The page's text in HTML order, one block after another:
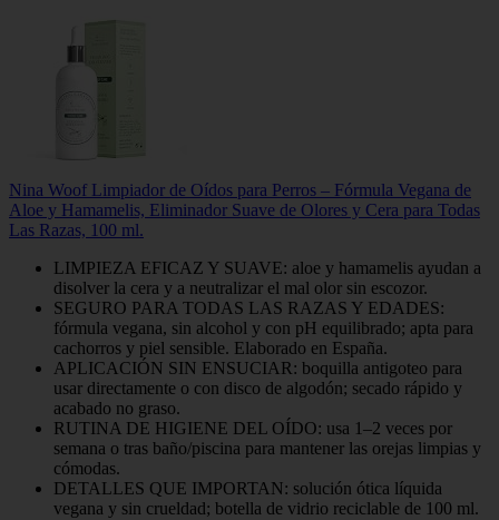
Nina Woof Limpiador de Oídos para Perros – Fórmula Vegana de
Aloe y Hamamelis, Eliminador Suave de Olores y Cera para Todas
Las Razas, 100 ml.
LIMPIEZA EFICAZ Y SUAVE: aloe y hamamelis ayudan a
disolver la cera y a neutralizar el mal olor sin escozor.
SEGURO PARA TODAS LAS RAZAS Y EDADES:
fórmula vegana, sin alcohol y con pH equilibrado; apta para
cachorros y piel sensible. Elaborado en España.
APLICACIÓN SIN ENSUCIAR: boquilla antigoteo para
usar directamente o con disco de algodón; secado rápido y
acabado no graso.
RUTINA DE HIGIENE DEL OÍDO: usa 1–2 veces por
semana o tras baño/piscina para mantener las orejas limpias y
cómodas.
DETALLES QUE IMPORTAN: solución ótica líquida
vegana y sin crueldad; botella de vidrio reciclable de 100 ml.